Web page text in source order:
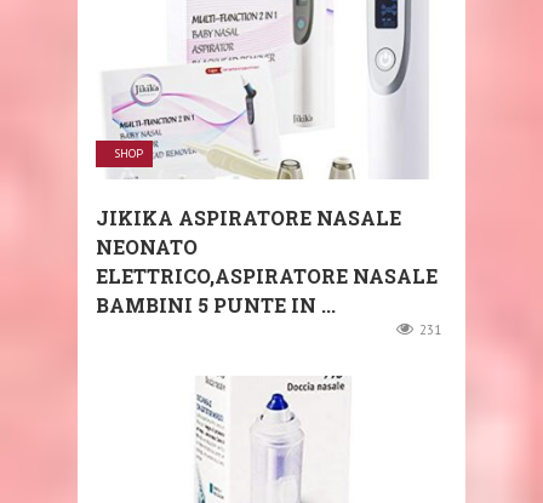
SHOP
JIKIKA ASPIRATORE NASALE
NEONATO
ELETTRICO,ASPIRATORE NASALE
BAMBINI 5 PUNTE IN ...
231